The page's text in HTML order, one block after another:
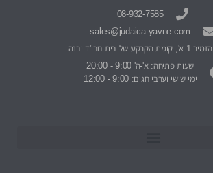
08-932-7585
sales@judaica-yavne.com
הזמיר 1 א', קומת הקרקע של בית חב"ד יבנה
שעות פתיחה: א'-ה' 9:00 - 20:00
ימי שישי וערבי חגים: 9:00 - 12:00